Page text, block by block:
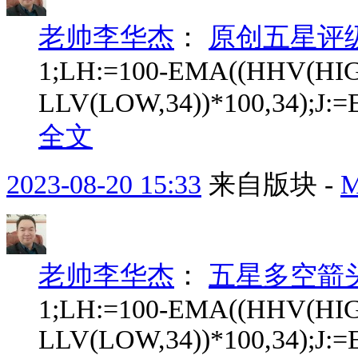
老帅李华杰 ：
原创五星评
1;LH:=100-
全文
2023-08-20 15:33 来自版块 -
老帅李华杰 ： 五星多空箭
1;LH:=100-